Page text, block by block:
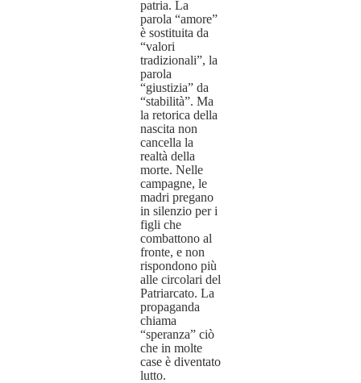
patria. La
parola “amore”
è sostituita da
“valori
tradizionali”, la
parola
“giustizia” da
“stabilità”. Ma
la retorica della
nascita non
cancella la
realtà della
morte. Nelle
campagne, le
madri pregano
in silenzio per i
figli che
combattono al
fronte, e non
rispondono più
alle circolari del
Patriarcato. La
propaganda
chiama
“speranza” ciò
che in molte
case è diventato
lutto.